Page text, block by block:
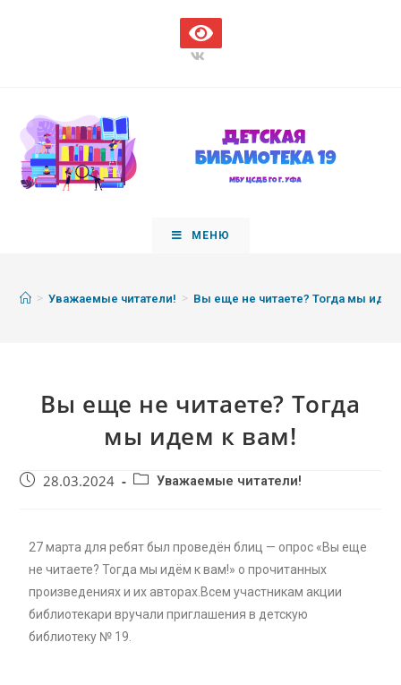
МЕНЮ
> Уважаемые читатели! > Вы еще не читаете? Тогда мы
Вы еще не читаете? Тогда
мы идем к вам!
28.03.2024 Уважаемые читатели!
27 марта для ребят был проведён блиц — опрос «Вы еще
не читаете? Тогда мы идём к вам!» о прочитанных
произведениях и их авторах.Всем участникам акции
библиотекари вручали приглашения в детскую
библиотеку № 19.